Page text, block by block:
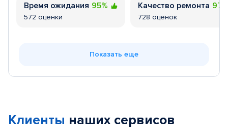
Время ожидания 95%
572 оценки
Качество ремонта
728 оценок
Показать еще
Клиенты наших сервисов